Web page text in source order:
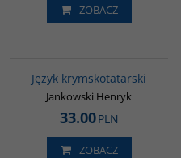
ZOBACZ
Język krymskotatarski
Jankowski Henryk
33.00PLN
ZOBACZ